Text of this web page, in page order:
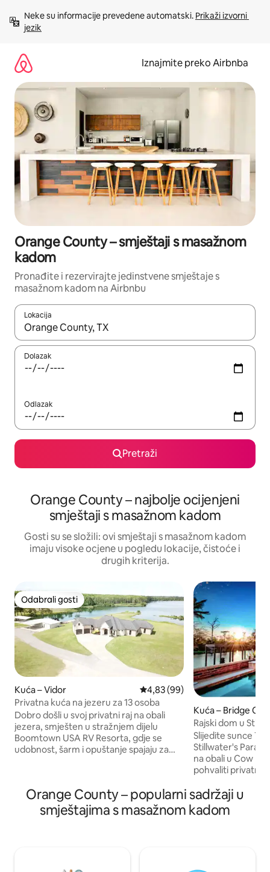
sadržaj
Neke su informacije prevedene automatski. Prikaži izvorni
jezik
Iznajmite preko Airbnba
Orange County – smještaji s masažnom
kadom
Pronađite i rezervirajte jedinstvene smještaje s
masažnom kadom na Airbnbu
Lokacija
Kada budu dostupni rezultati, moći ćete ih pregledati
Dolazak
Odlazak
Pretraži
Orange County – najbolje ocijenjeni
smještaji s masažnom kadom
Gosti su se složili: ovi smještaji s masažnom kadom
imaju visoke ocjene u pogledu lokacije, čistoće i
drugih kriterija.
Odabrali gosti
Odabrali gosti
Kuća – Vidor Prosječna ocjena: 4,83/5,
4,83 (99)
Privatna kuća na jezeru za 13 osoba
Dobro došli u svoj privatni raj na obali
jezera, smješten u stražnjem dijelu
Boomtown USA RV Resorta, gdje se
udobnost, šarm i opuštanje spajaju za
gosti imaju pristup svim sadržajima koje
nudi odmaralište. Nakon ugovaranja
rezervacije molimo vas da nam pošaljete
Kuća – Bridge City
Rajski dom u
Slijedite sunce
Stillwater's
na obali u Cow
pohvaliti
kao da ste u
odmaralištu dok
roštiljem ili na
Orange County – popularni sadržaji u
smještajima s masažnom kadom